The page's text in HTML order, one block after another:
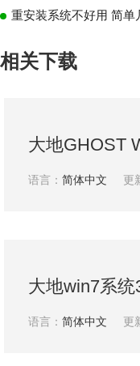
相关下载
大地GHOST
WIN7纯净系
语言： 简体中文 更
大地win7系
语言： 简体中文 更